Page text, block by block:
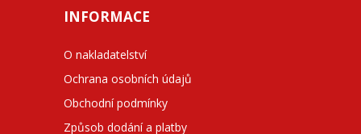
INFORMACE
O nakladatelství
Ochrana osobních údajů
Obchodní podmínky
Způsob dodání a platby